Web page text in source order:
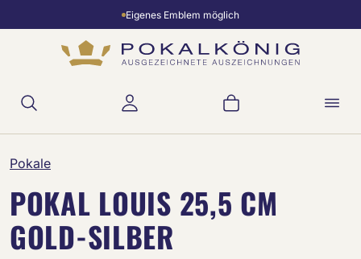
Zum Hauptinhalt springenEigenes Emblem möglich
Warenkorb
Pokale
POKAL LOUIS 25,5 CM
GOLD-SILBER